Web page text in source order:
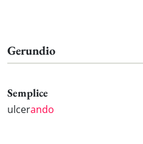
Gerundio
Semplice
ulcerando